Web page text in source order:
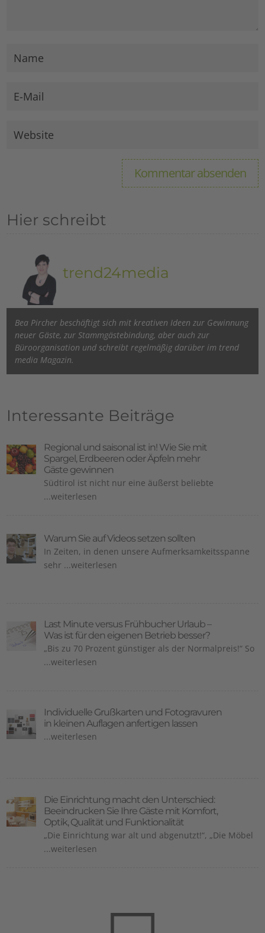
Hier schreibt
trend24media
Bea Pircher beschäftigt sich mit kreativen Ideen zur Gewinnung
neuer Gäste, zur Stammgästebindung, aber auch zur
Büroorganisation und schreibt regelmäßig darüber im trend
media Magazin.
Interessante Beiträge
Regional und saisonal ist in! Wie Sie mit
Spargel, Erdbeeren oder Äpfeln mehr
Gäste gewinnen
Südtirol ist nicht nur eine äußerst beliebte
...weiterlesen
Warum Sie auf Videos setzen sollten
In Zeiten, in denen unsere Aufmerksamkeitsspanne
sehr ...weiterlesen
Last Minute versus Frühbucher Urlaub –
Was ist für den eigenen Betrieb besser?
„Bis zu 70 Prozent günstiger als der Normalpreis!“ So
...weiterlesen
Individuelle Grußkarten und Fotogravuren
in kleinen Auflagen anfertigen lassen
...weiterlesen
Die Einrichtung macht den Unterschied:
Beeindrucken Sie Ihre Gäste mit Komfort,
Optik, Qualität und Funktionalität
„Die Einrichtung war alt und abgenutzt!“, „Die Möbel
...weiterlesen